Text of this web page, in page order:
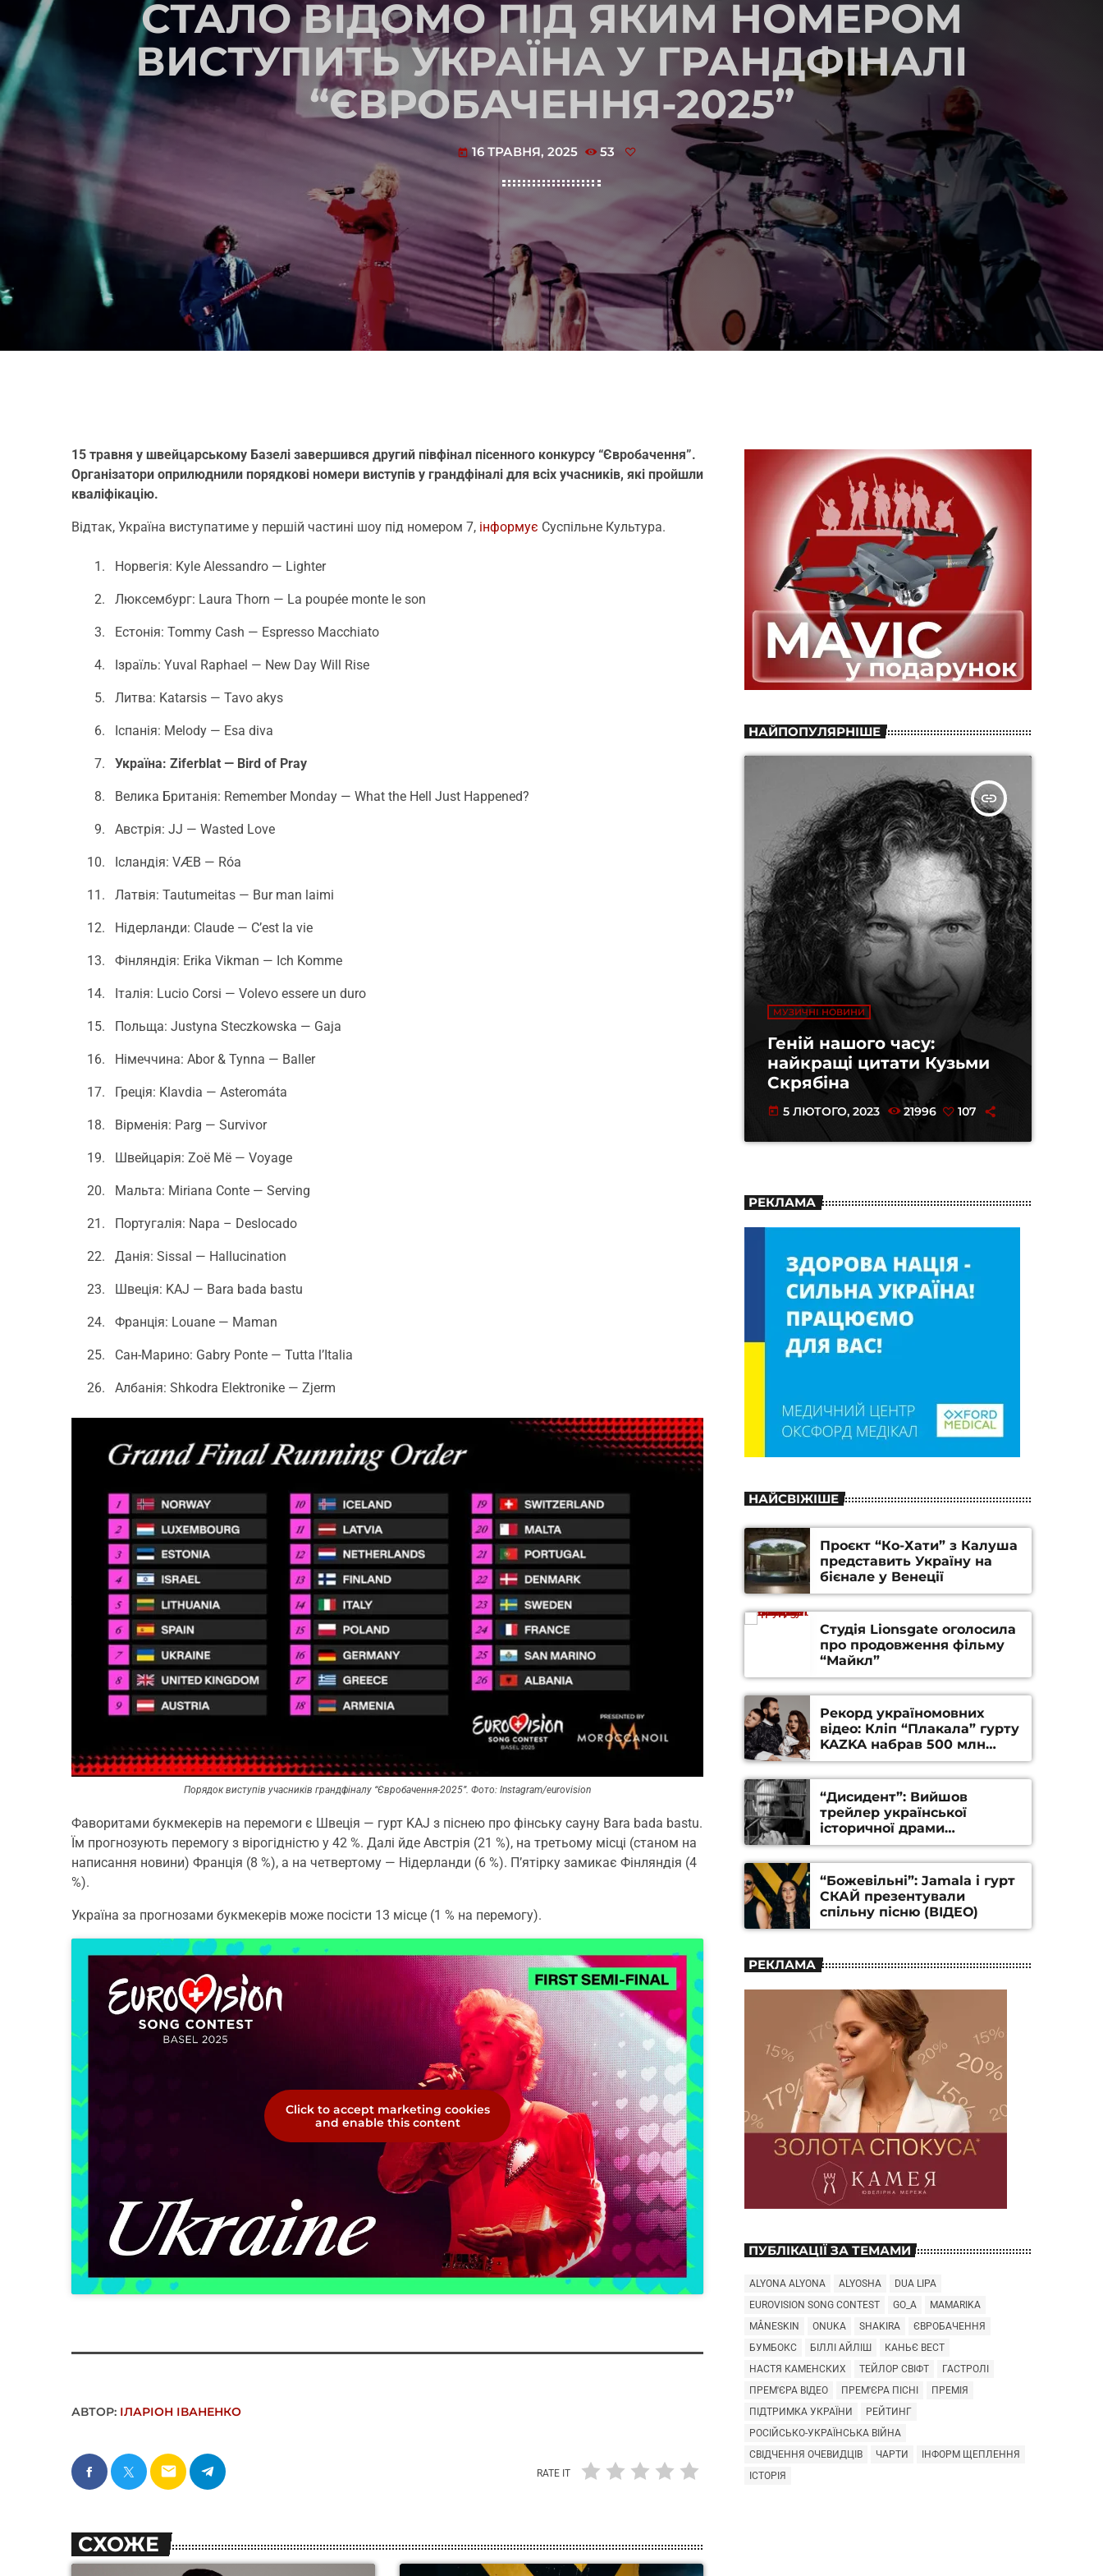
СТАЛО ВІДОМО ПІД ЯКИМ НОМЕРОМ
ВИСТУПИТЬ УКРАЇНА У ГРАНДФІНАЛІ
“ЄВРОБАЧЕННЯ-2025”
today 16 ТРАВНЯ, 2025 53
15 травня у швейцарському Базелі завершився другий півфінал пісенного конкурсу “Євробачення”.
Організатори оприлюднили порядкові номери виступів у грандфіналі для всіх учасників, які пройшли
кваліфікацію.
Відтак, Україна виступатиме у першій частині шоу під номером 7, інформує Суспільне Культура.
Норвегія: Kyle Alessandro — Lighter
Люксембург: Laura Thorn — La poupée monte le son
Естонія: Tommy Cash — Espresso Macchiato
Ізраїль: Yuval Raphael — New Day Will Rise
Литва: Katarsis — Tavo akys
Іспанія: Melody — Esa diva
Україна: Ziferblat — Bird of Pray
Велика Британія: Remember Monday — What the Hell Just Happened?
Австрія: JJ — Wasted Love
Ісландія: VÆB — Róa
Латвія: Tautumeitas — Bur man laimi
Нідерланди: Claude — C’est la vie
Фінляндія: Erika Vikman — Ich Komme
Італія: Lucio Corsi — Volevo essere un duro
Польща: Justyna Steczkowska — Gaja
Німеччина: Abor & Tynna — Baller
Греція: Klavdia — Asteromáta
Вірменія: Parg — Survivor
Швейцарія: Zoë Më — Voyage
Мальта: Miriana Conte — Serving
Португалія: Napa – Deslocado
Данія: Sissal — Hallucination
Швеція: KAJ — Bara bada bastu
Франція: Louane — Maman
Сан-Марино: Gabry Ponte — Tutta l’Italia
Албанія: Shkodra Elektronike — Zjerm
Порядок виступів учасників грандфіналу “Євробачення-2025”. Фото: Instagram/eurovision
Фаворитами букмекерів на перемоги є Швеція — гурт KAJ з піснею про фінську сауну Bara bada bastu.
Їм прогнозують перемогу з вірогідністю у 42 %. Далі йде Австрія (21 %), на третьому місці (станом на
написання новини) Франція (8 %), а на четвертому — Нідерланди (6 %). П’ятірку замикає Фінляндія (4
%).
Україна за прогнозами букмекерів може посісти 13 місце (1 % на перемогу).
Click to accept marketing cookies
and enable this content
АВТОР: ІЛАРІОН ІВАНЕНКО
email RATE IT
СХОЖЕ
НАЙПОПУЛЯРНІШЕ
insert_link
МУЗИЧНІ НОВИНИ
Геній нашого часу:
найкращі цитати Кузьми
Скрябіна
today 5 ЛЮТОГО, 2023 21996 107
РЕКЛАМА
НАЙСВІЖІШЕ
Проєкт “Ко-Хати” з Калуша
представить Україну на
бієнале у Венеції
Студія Lionsgate оголосила
про продовження фільму
“Майкл”
Рекорд україномовних
відео: Кліп “Плакала” гурту
KAZKA набрав 500 млн
переглядів на YouTube
“Дисидент”: Вийшов
трейлер української
історичної драми
Станіслава Гуренка та
Андрія Алфьорова (ВІДЕО)
“Божевільні”: Jamala і гурт
СКАЙ презентували
спільну пісню (ВІДЕО)
РЕКЛАМА
ПУБЛІКАЦІЇ ЗА ТЕМАМИ
ALYONA ALYONA ALYOSHA
DUA LIPA
EUROVISION SONG CONTEST
GO_A
MAMARIKA
MÅNESKIN
ONUKA SHAKIRA
ЄВРОБАЧЕННЯ
БУМБОКС
БІЛЛІ АЙЛІШ
КАНЬЄ ВЕСТ
НАСТЯ КАМЕНСКИХ
ТЕЙЛОР СВІФТ
ГАСТРОЛІ
ПРЕМ'ЄРА ВІДЕО
ПРЕМ'ЄРА ПІСНІ
ПРЕМІЯ
ПІДТРИМКА УКРАЇНИ
РЕЙТИНГ
РОСІЙСЬКО-УКРАЇНСЬКА ВІЙНА
СВІДЧЕННЯ ОЧЕВИДЦІВ
ЧАРТИ
ІНФОРМ ЩЕПЛЕННЯ
ІСТОРІЯ